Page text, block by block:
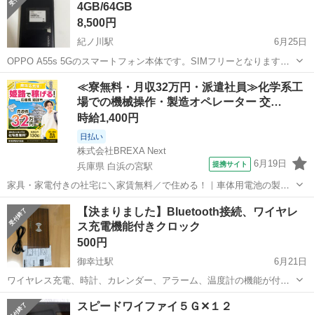
4GB/64GB
8,500円
紀ノ川駅
6月25日
OPPO A55s 5Gのスマートフォン本体です。SIMフリーとなります。
【カラー】ブラック 【付属品】無し 多少のスレ、傷等ありますが比較
的キレイです 動作問題ありません 中古品であることを理解の上よろし
くお願いしま...
和歌山 和歌山市 紀ノ川駅 その他
≪寮無料・月収32万円・派遣社員≫化学系工
場での機械操作・製造オペレーター 交…
時給1,400円
日払い
株式会社BREXA Next
兵庫県 白浜の宮駅
提携サイト 6月19日
家具・家電付きの社宅に＼家賃無料／で住める！｜車体用電池の製造
｜未経験から月収例32万円♪｜さらに【年間休日130日】！ 人気の工場
のお仕事 ◇車体用電池の製造◇ 機械の操作、部品のセッティング、検
査、清掃業務など。 ...
兵庫 姫路市 白浜の宮駅 その他
【決まりました】Bluetooth接続、ワイヤレ
ス充電機能付きクロック
500円
御幸辻駅
6月21日
ワイヤレス充電、時計、カレンダー、アラーム、温度計の機能が付い
ています。 スマホのスピーカー、充電用にいかがでしょうか。 乾電池
またはUSB電源で動作します。
和歌山 橋本市 御幸辻駅 その他
スピードワイファイ５Ｇ✕１２